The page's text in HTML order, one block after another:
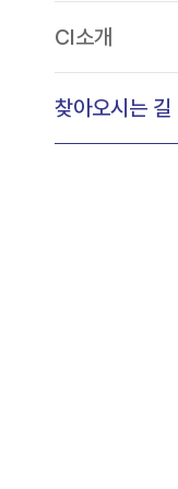
CI소개
찾아오시는 길